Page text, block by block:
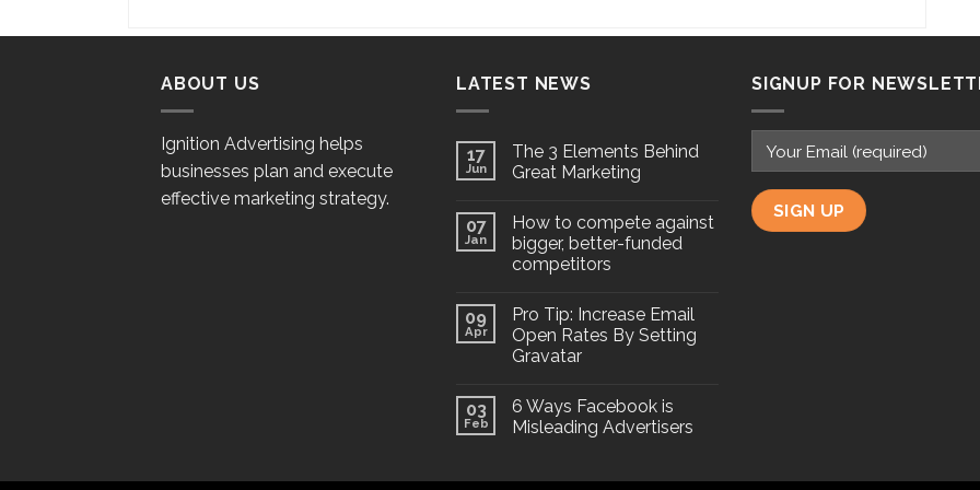
ABOUT US
Ignition Advertising helps
businesses plan and execute
effective marketing strategy.
LATEST NEWS
17
Jun
The 3 Elements Behind
Great Marketing
07
Jan
How to compete against
bigger, better-funded
competitors
09
Apr
Pro Tip: Increase Email
Open Rates By Setting
Gravatar
03
Feb
6 Ways Facebook is
Misleading Advertisers
SIGNUP FOR